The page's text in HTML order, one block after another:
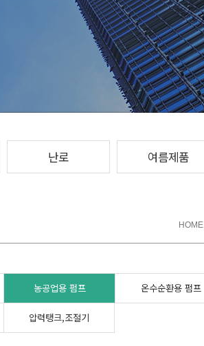
난로 여름제품
HOME
농공업용 펌프 온수순환용 펌프
압력탱크,조절기